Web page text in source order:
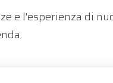
e l'esperienza di